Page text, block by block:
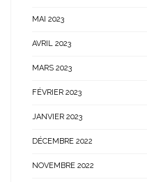
MAI 2023
AVRIL 2023
MARS 2023
FÉVRIER 2023
JANVIER 2023
DÉCEMBRE 2022
NOVEMBRE 2022